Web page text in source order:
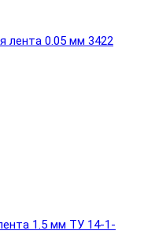
лента 0.05 мм 3422
1.5 мм ТУ 14-1-